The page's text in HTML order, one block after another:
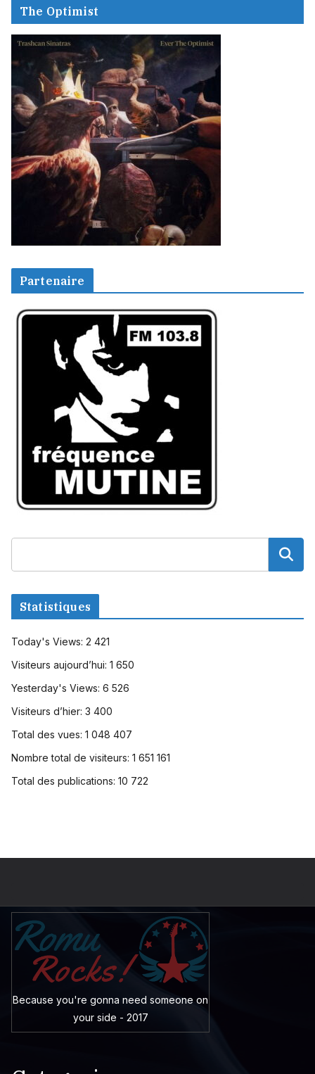
The Optimist
Partenaire
Statistiques
Today's Views: 2 421
Visiteurs aujourd’hui: 1 650
Yesterday's Views: 6 526
Visiteurs d’hier: 3 400
Total des vues: 1 048 407
Nombre total de visiteurs: 1 651 161
Total des publications: 10 722
Because you're gonna need someone on
your side - 2017